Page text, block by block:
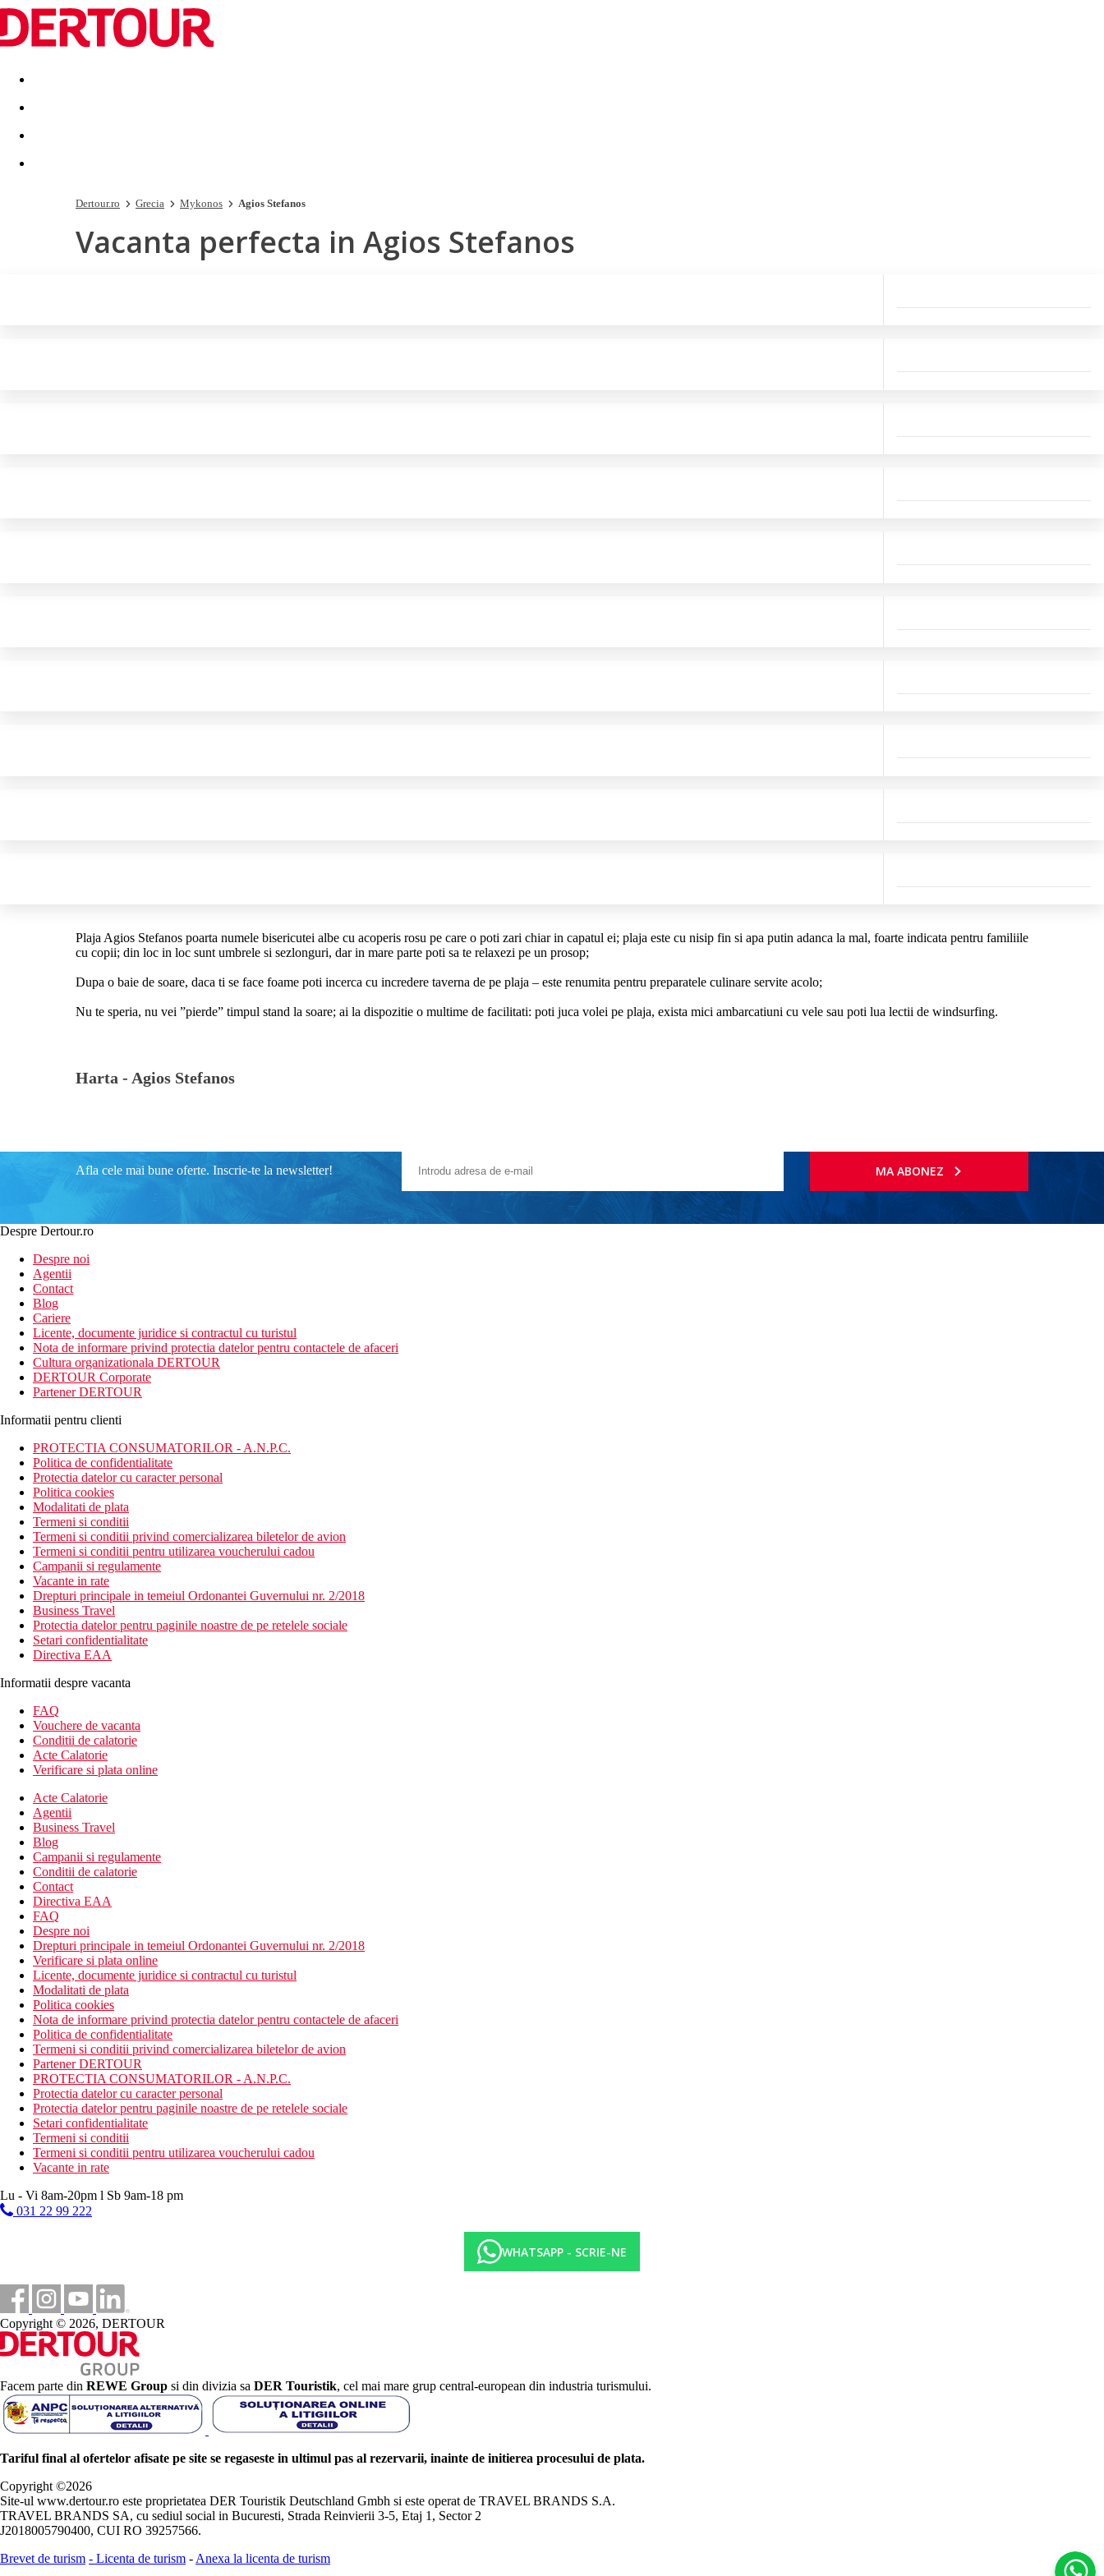
Destinatii Vacanta perfecta OFERTE DE NERATAT
Dertour.ro Grecia Mykonos Agios Stefanos
Vacanta perfecta in Agios Stefanos
Plaja Agios Stefanos poarta numele bisericutei albe cu acoperis rosu pe care o poti zari chiar in capatul ei; plaja este cu nisip fin si apa putin adanca la mal, foarte indicata pentru familiile
cu copii; din loc in loc sunt umbrele si sezlonguri, dar in mare parte poti sa te relaxezi pe un prosop;
Dupa o baie de soare, daca ti se face foame poti incerca cu incredere taverna de pe plaja – este renumita pentru preparatele culinare servite acolo;
Nu te speria, nu vei ”pierde” timpul stand la soare; ai la dispozitie o multime de facilitati: poti juca volei pe plaja, exista mici ambarcatiuni cu vele sau poti lua lectii de windsurfing.
Harta - Agios Stefanos
Afla cele mai bune oferte. Inscrie-te la newsletter! MA ABONEZ
Despre Dertour.ro
Despre noi
Agentii
Contact
Blog
Cariere
Licente, documente juridice si contractul cu turistul
Nota de informare privind protectia datelor pentru contactele de afaceri
Cultura organizationala DERTOUR
DERTOUR Corporate
Partener DERTOUR
Informatii pentru clienti
PROTECTIA CONSUMATORILOR - A.N.P.C.
Politica de confidentialitate
Protectia datelor cu caracter personal
Politica cookies
Modalitati de plata
Termeni si conditii
Termeni si conditii privind comercializarea biletelor de avion
Termeni si conditii pentru utilizarea voucherului cadou
Campanii si regulamente
Vacante in rate
Drepturi principale in temeiul Ordonantei Guvernului nr. 2/2018
Business Travel
Protectia datelor pentru paginile noastre de pe retelele sociale
Setari confidentialitate
Directiva EAA
Informatii despre vacanta
FAQ
Vouchere de vacanta
Conditii de calatorie
Acte Calatorie
Verificare si plata online
Acte Calatorie
Agentii
Business Travel
Blog
Campanii si regulamente
Conditii de calatorie
Contact
Directiva EAA
FAQ
Despre noi
Drepturi principale in temeiul Ordonantei Guvernului nr. 2/2018
Verificare si plata online
Licente, documente juridice si contractul cu turistul
Modalitati de plata
Politica cookies
Nota de informare privind protectia datelor pentru contactele de afaceri
Politica de confidentialitate
Termeni si conditii privind comercializarea biletelor de avion
Partener DERTOUR
PROTECTIA CONSUMATORILOR - A.N.P.C.
Protectia datelor cu caracter personal
Protectia datelor pentru paginile noastre de pe retelele sociale
Setari confidentialitate
Termeni si conditii
Termeni si conditii pentru utilizarea voucherului cadou
Vacante in rate
Lu - Vi 8am-20pm l Sb 9am-18 pm
031 22 99 222
WHATSAPP - SCRIE-NE
Copyright © 2026, DERTOUR
Facem parte din REWE Group si din divizia sa DER Touristik, cel mai mare grup central-european din industria turismului.
Tariful final al ofertelor afisate pe site se regaseste in ultimul pas al rezervarii, inainte de initierea procesului de plata.
Copyright ©2026
Site-ul www.dertour.ro este proprietatea DER Touristik Deutschland Gmbh si este operat de TRAVEL BRANDS S.A.
TRAVEL BRANDS SA, cu sediul social in Bucuresti, Strada Reinvierii 3-5, Etaj 1, Sector 2
J2018005790400, CUI RO 39257566.
Brevet de turism - Licenta de turism - Anexa la licenta de turism